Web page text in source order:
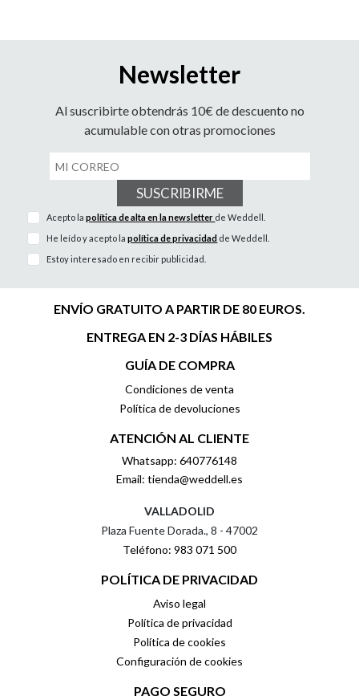
Newsletter
Al suscribirte obtendrás 10€ de descuento no
acumulable con otras promociones
SUSCRIBIRME
Acepto lapolítica de alta en la newsletter de Weddell.
He leído y acepto lapolítica de privacidad de Weddell.
Estoy interesado en recibir publicidad.
ENVÍO GRATUITO A PARTIR DE 80 EUROS.
ENTREGA EN 2-3 DÍAS HÁBILES
GUÍA DE COMPRA
Condiciones de venta
Política de devoluciones
ATENCIÓN AL CLIENTE
Whatsapp: 640776148
Email: tienda@weddell.es
VALLADOLID
Plaza Fuente Dorada., 8 - 47002
Teléfono: 983 071 500
POLÍTICA DE PRIVACIDAD
Aviso legal
Política de privacidad
Política de cookies
Configuración de cookies
PAGO SEGURO